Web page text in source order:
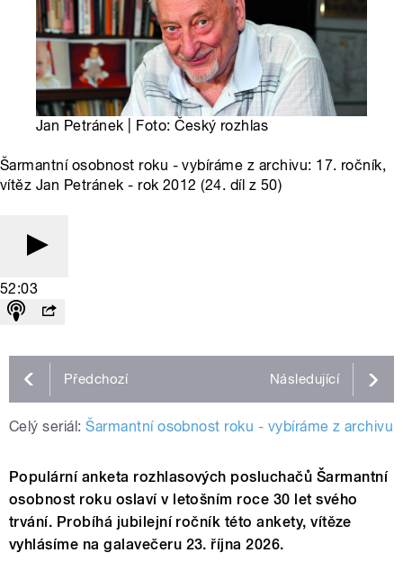
Jan Petránek | Foto: Český rozhlas
Šarmantní osobnost roku - vybíráme z archivu: 17. ročník,
vítěz Jan Petránek - rok 2012 (24. díl z 50)
52:03
Předchozí Následující
Celý seriál: Šarmantní osobnost roku - vybíráme z archivu
Populární anketa rozhlasových posluchačů Šarmantní
osobnost roku oslaví v letošním roce 30 let svého
trvání. Probíhá jubilejní ročník této ankety, vítěze
vyhlásíme na galavečeru 23. října 2026.